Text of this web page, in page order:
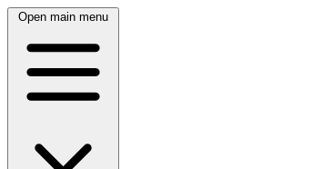
Open main menu